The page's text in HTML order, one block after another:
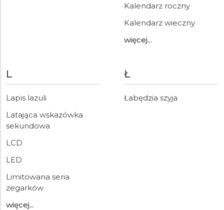
Kalendarz roczny
Kalendarz wieczny
więcej...
L
Lapis lazuli
Latająca wskazówka
sekundowa
LCD
LED
Limitowana seria
zegarków
więcej...
Ł
Łabędzia szyja